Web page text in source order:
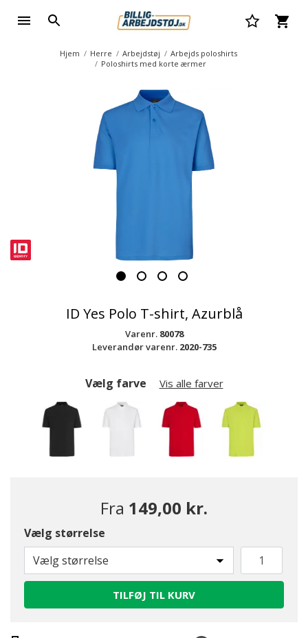
Hjem Herre Arbejdstøj
Arbejds poloshirts
Poloshirts med korte ærmer
ID Yes Polo T-shirt, Azurblå
Varenr. 80078
Leverandør varenr. 2020-735
Vælg farve Vis alle farver
valgte
Fra 149,00 kr.
Vælg størrelse
Vælg størrelse
TILFØJ TIL KURV